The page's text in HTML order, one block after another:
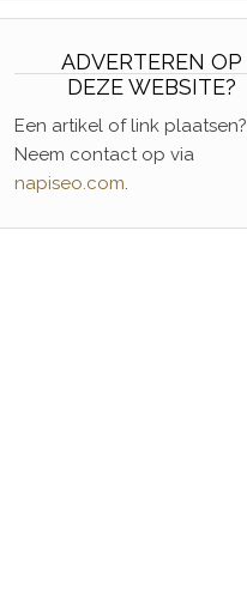
ADVERTEREN OP
DEZE WEBSITE?
Een artikel of link plaatsen?
Neem contact op via
napiseo.com.